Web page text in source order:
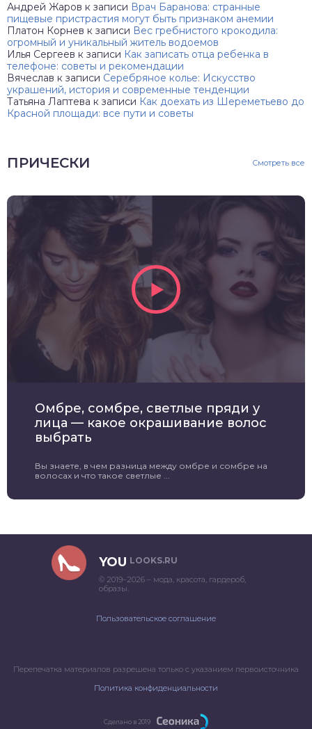
Андрей Жаров к записи Врач Баранова: странные
пищевые пристрастия могут быть признаком анемии
Платон Корнев к записи Вес гребнистого крокодила:
огромный и уникальный житель водоемов
Илья Сергеев к записи Как записать отца ребенка в
телефоне: советы и рекомендации
Вячеслав к записи Серебряное колье: Искусство
украшений, история и современные тенденции
Татьяна Лаптева к записи Как доехать из Шереметьево до
Красной площади: все пути и советы
ПРИЧЕСКИ Смотреть все
Омбре, сомбре, светлые пряди у
лица — какое окрашивание волос
выбрать
Вы знаете, в чем разница между омбре и сомбре на
волосах и что такое светлые ...
YOU LOOKS.RU
© 2019–2026 – мода, красота, гардероб,
образы.
Пользовательское соглашение
Перепечатка материалов разрешена только с указанием первоисточника
Политика конфиденциальности
Сделано в 2019